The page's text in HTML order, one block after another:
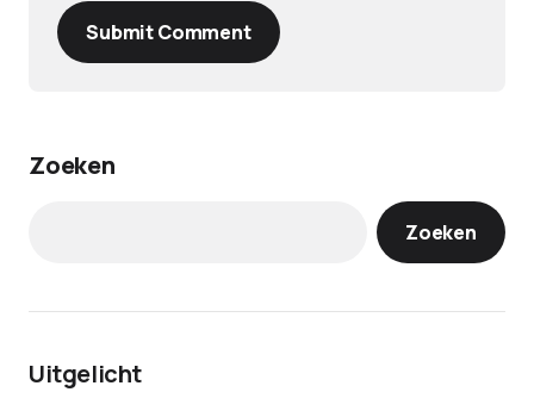
Submit Comment
Zoeken
Zoeken
Uitgelicht